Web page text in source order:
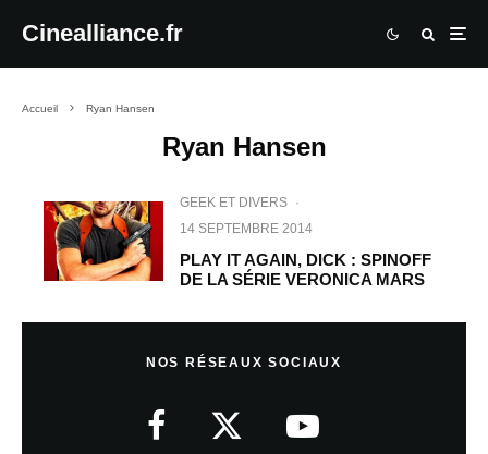
Cinealliance.fr
Accueil Ryan Hansen
Ryan Hansen
GEEK ET DIVERS ·
14 SEPTEMBRE 2014
PLAY IT AGAIN, DICK : SPINOFF
DE LA SÉRIE VERONICA MARS
NOS RÉSEAUX SOCIAUX